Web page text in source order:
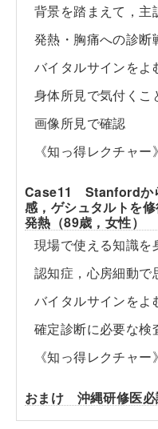
背景を踏まえて，主
発熱・胸痛への診断
バイタルサインをよ
身体所見で気付くこ
画像所見で確認
《知っ得レクチャー》
Case11 Stanfordか
感，ゲシュタルトを
発熱（89歳，女性）
現場で使える知識を
認知症，心房細動で
バイタルサインをよ
確定診断に必要な検
《知っ得レクチャー》
おまけ 沖縄研修医